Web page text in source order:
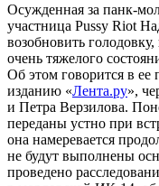
Осужденная за панк-
участница Pussy Riot
возобновить
очень тяжелого
Об этом говорится в ее
изданию «Лента.ру»,
и Петра Верзилова.
переданы устно при
она намеревается
не будут выполнены
проведено